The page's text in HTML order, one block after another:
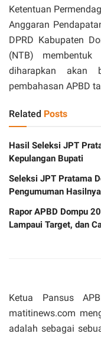
Ketentuan
Anggaran
DPRD Kabupaten
(NTB)
diharapkan akan
pembahasan APBD
Related Posts
Hasil Seleksi JPT
Kepulangan Bupati
Seleksi JPT Pratama
Pengumuman
Rapor APBD Dompu
Lampaui Target, dan
Ketua Pansus
matitinews.com
adalah sebagai